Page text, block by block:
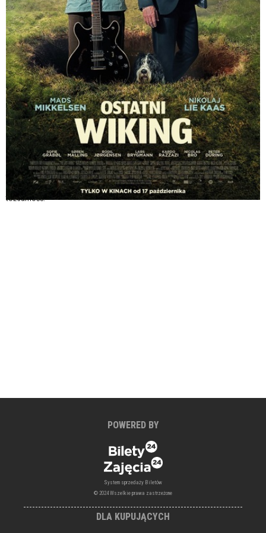
Ostatni Wiking
miejscowość:
Jędrzejów
adres:
aleja Marszałka Józefa Piłsudskiego 3
data i godzina:
24.11.2025, g. 17:00
info
Opis wydarzenia:
Anker wychodzi z więzienia po 14 latach za rabunek. Jego brat Manfred,
jedyna osoba znająca miejsce ukrycia łupu, cierpi na chorobę umysłową.
Razem wyruszają w podróż, by odnaleźć pieniądze i odkryć swoją
tożsamość.
POWERED BY
System sprzedaży Biletów
© 2024 Wszelkie prawa zastrzeżone
DLA KUPUJĄCYCH